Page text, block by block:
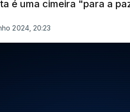
é uma cimeira "para a
2024, 20:23